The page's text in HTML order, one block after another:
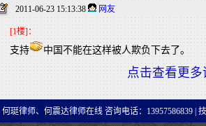
2011-06-23 15:13:38 网友
[1楼]：
支持 中国不能在这样被人欺负下去了。
点击查看更多
何珽律师、何震达律师在线 咨询电话：13957586839 |